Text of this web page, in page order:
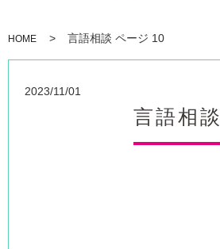
HOME 言語相談 ページ 10
2023/11/01
言語相談